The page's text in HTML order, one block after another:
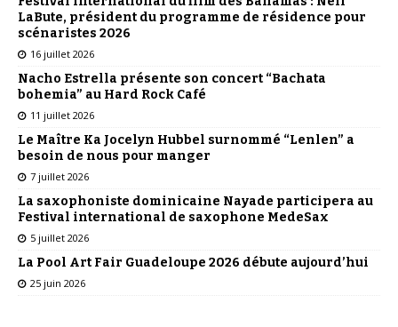
LaBute, président du programme de résidence pour
scénaristes 2026
16 juillet 2026
Nacho Estrella présente son concert “Bachata
bohemia” au Hard Rock Café
11 juillet 2026
Le Maître Ka Jocelyn Hubbel surnommé “Lenlen” a
besoin de nous pour manger
7 juillet 2026
La saxophoniste dominicaine Nayade participera au
Festival international de saxophone MedeSax
5 juillet 2026
La Pool Art Fair Guadeloupe 2026 débute aujourd’hui
25 juin 2026